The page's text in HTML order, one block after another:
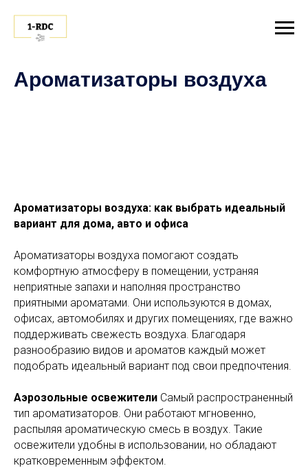
Ароматизаторы воздуха
Ароматизаторы воздуха: как выбрать идеальный
вариант для дома, авто и офиса
Ароматизаторы воздуха помогают создать
комфортную атмосферу в помещении, устраняя
неприятные запахи и наполняя пространство
приятными ароматами. Они используются в домах,
офисах, автомобилях и других помещениях, где важно
поддерживать свежесть воздуха. Благодаря
разнообразию видов и ароматов каждый может
подобрать идеальный вариант под свои предпочтения.
Аэрозольные освежители Самый распространенный
тип ароматизаторов. Они работают мгновенно,
распыляя ароматическую смесь в воздух. Такие
освежители удобны в использовании, но обладают
кратковременным эффектом.